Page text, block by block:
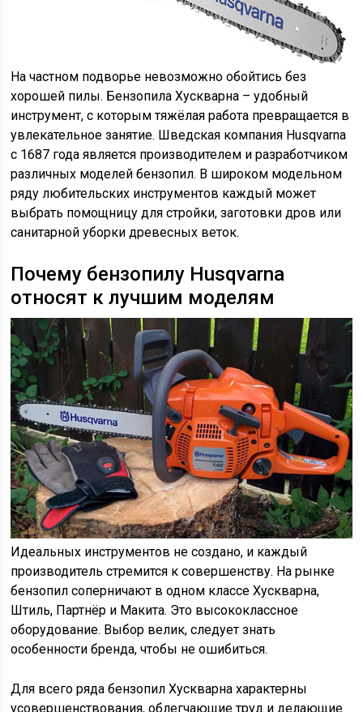
На частном подворье невозможно обойтись без
хорошей пилы. Бензопила Хускварна – удобный
инструмент, с которым тяжёлая работа превращается в
увлекательное занятие. Шведская компания Husqvarna
c 1687 года является производителем и разработчиком
различных моделей бензопил. В широком модельном
ряду любительских инструментов каждый может
выбрать помощницу для стройки, заготовки дров или
санитарной уборки древесных веток.
Почему бензопилу Husqvarna
относят к лучшим моделям
Идеальных инструментов не создано, и каждый
производитель стремится к совершенству. На рынке
бензопил соперничают в одном классе Хускварна,
Штиль, Партнёр и Макита. Это высококлассное
оборудование. Выбор велик, следует знать
особенности бренда, чтобы не ошибиться.
Для всего ряда бензопил Хускварна характерны
усовершенствования, облегчающие труд и делающие